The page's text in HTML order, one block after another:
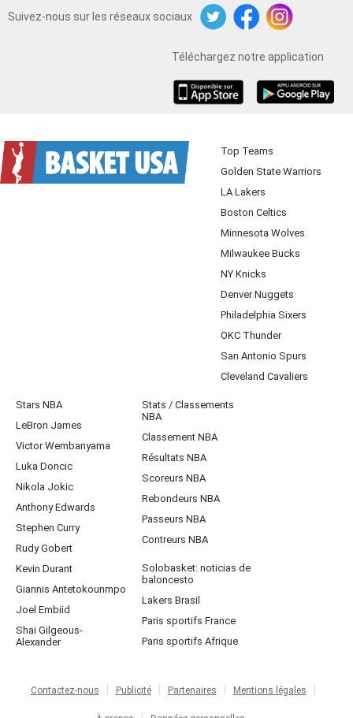
Suivez-nous sur les réseaux sociaux
TwitterFacebookInstagram
Téléchargez notre application
Top Teams
Golden State Warriors
LA Lakers
Boston Celtics
Minnesota Wolves
Milwaukee Bucks
NY Knicks
Denver Nuggets
Philadelphia Sixers
OKC Thunder
San Antonio Spurs
Cleveland Cavaliers
Stars NBA
LeBron James
Victor Wembanyama
Luka Doncic
Nikola Jokic
Anthony Edwards
Stephen Curry
Rudy Gobert
Kevin Durant
Giannis Antetokounmpo
Joel Embiid
Shai Gilgeous-
Alexander
Stats / Classements
NBA
Classement NBA
Résultats NBA
Scoreurs NBA
Rebondeurs NBA
Passeurs NBA
Contreurs NBA
Solobasket: noticias de
baloncesto
Lakers Brasil
Paris sportifs France
Paris sportifs Afrique
Contactez-nous Publicité Partenaires Mentions légales